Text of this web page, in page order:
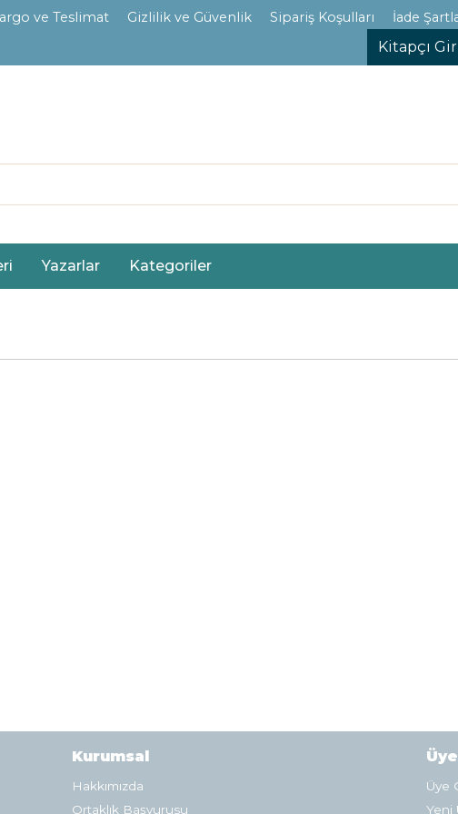
ve Teslimat Gizlilik ve Güvenlik Sipariş Koşulları İade
Kitapçı
Yazarlar Kategoriler
Kurumsal
Hakkımızda
Ortaklık Başvurusu
Üye
Yeni